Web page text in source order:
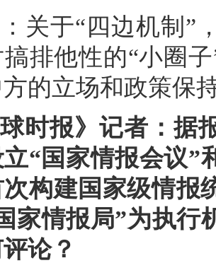
关于“四边机制”
排他性的“小圈
方的立场和政策保
球时报》记者：
“国家情报会议”
构建国家级情报
家情报局”为执行
论？